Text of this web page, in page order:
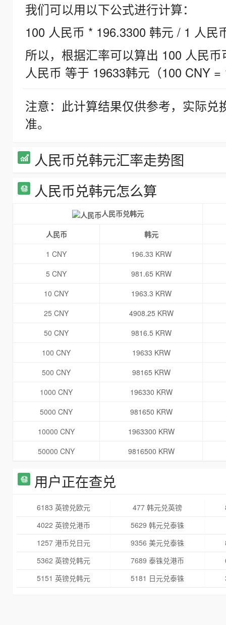
我们可以用以下公式进行计算：
100 人民币 * 196.3300 韩元 / 1 人民
所以，根据汇率可以算出 100 人民
人民币 等于 19633韩元（100 CNY =
注意：此计算结果仅供参考，实际
准。
人民币兑韩元汇率走势图
人民币兑韩元怎么算
人民币兑韩元
人民币
韩元
1 CNY
196.33 KRW
5 CNY
981.65 KRW
10 CNY
1963.3 KRW
25 CNY
4908.25 KRW
50 CNY
9816.5 KRW
100 CNY
19633 KRW
500 CNY
98165 KRW
1000 CNY
196330 KRW
5000 CNY
981650 KRW
10000 CNY
1963300 KRW
50000 CNY
9816500 KRW
用户正在查兑
6183 英镑兑欧元 477 韩元兑英镑
4022 英镑兑港币
5629 韩元兑泰铢
1257 港币兑日元
9356 美元兑泰铢
5362 英镑兑韩元
7689 泰铢兑港币
5151 英镑兑韩元
5181 日元兑泰铢